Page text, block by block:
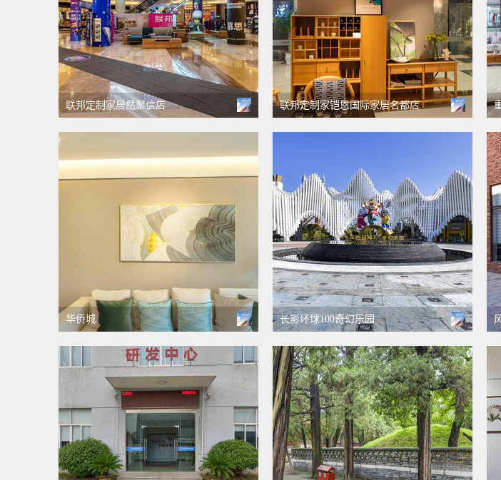
联邦定制家居然聚信店 联邦定制家铠恩国际家居名都店
华侨城 长影环球100奇幻乐园